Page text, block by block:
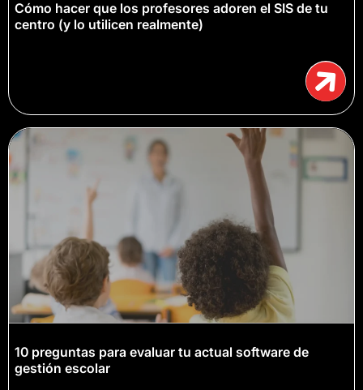
Cómo hacer que los profesores adoren el SIS de tu
centro (y lo utilicen realmente)
10 preguntas para evaluar tu actual software de
gestión escolar